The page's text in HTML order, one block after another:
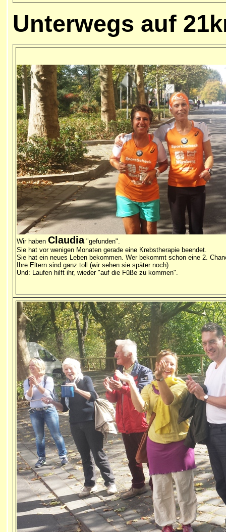
Unterwegs auf
Wir haben Claudia"gefunden".
Sie hat vor wenigen Monaten gerade eine Krebstherapie beendet.
Sie hat ein neues Leben bekommen. Wer bekommt schon eine 2.
Ihre Eltern sind ganz toll (wir sehen sie später noch).
Und: Laufen hilft ihr, wieder "auf die Füße zu kommen".